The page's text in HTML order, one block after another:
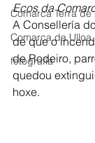
Comarca Terra de
Comarca da Ulloa
fotografía
Ecos da
A Consellería
de que o
de Rodeiro,
quedou
hoxe.